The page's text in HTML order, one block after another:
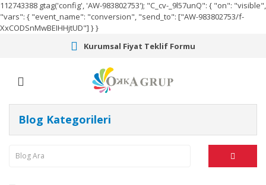
112743388 gtag('config', 'AW-983802753'); "C_cv-_9l57unQ": { "on": "visible",
"vars": { "event_name": "conversion", "send_to": ["AW-983802753/f-
XxCODSnMwBEIHHjtUD"] } }
Kurumsal Fiyat Teklif Formu
Blog Kategorileri